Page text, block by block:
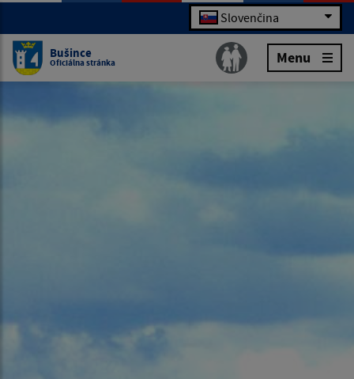
Slovenčina
Bušince
Oficiálna stránka Menu